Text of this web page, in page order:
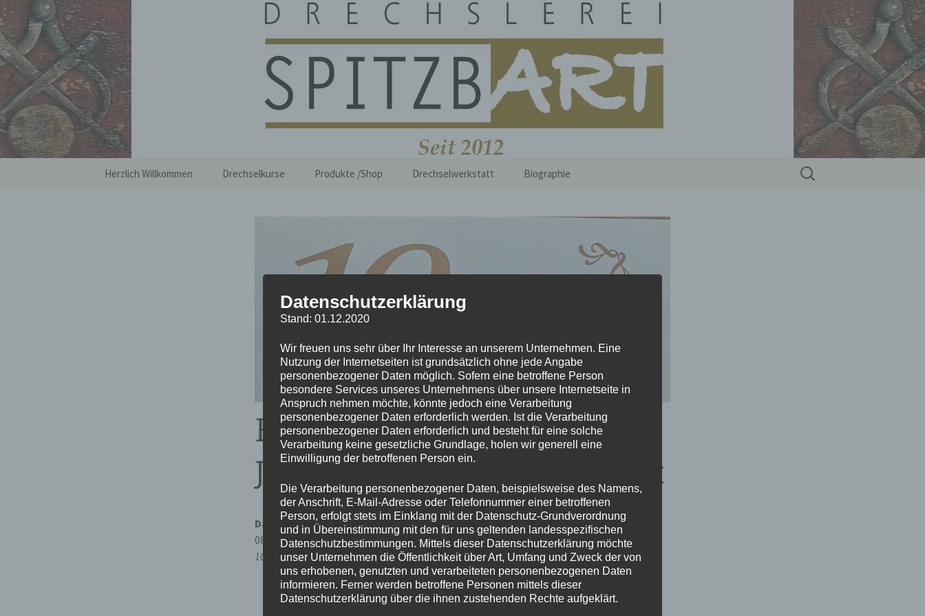
Zum
Inhalt
springen
Drechslerei Spitzbart
Herzlich Willkommen Drechselkurse Produkte /Shop Drechselwerkstatt Biographie
Suchen
nach:
Bad Deutsch Altenburg/10
Jahre Drechslerei Spitzbart
Datum/Zeit
08.10.2022
10:00 - 18:00
Datenschutzerklärung
Stand: 01.12.2020
Wir freuen uns sehr über Ihr Interesse an unserem Unternehmen. Eine
Nutzung der Internetseiten ist grundsätzlich ohne jede Angabe
personenbezogener Daten möglich. Sofern eine betroffene Person
besondere Services unseres Unternehmens über unsere Internetseite in
Anspruch nehmen möchte, könnte jedoch eine Verarbeitung
personenbezogener Daten erforderlich werden. Ist die Verarbeitung
personenbezogener Daten erforderlich und besteht für eine solche
Verarbeitung keine gesetzliche Grundlage, holen wir generell eine
Einwilligung der betroffenen Person ein.
Die Verarbeitung personenbezogener Daten, beispielsweise des Namens,
der Anschrift, E-Mail-Adresse oder Telefonnummer einer betroffenen
Person, erfolgt stets im Einklang mit der Datenschutz-Grundverordnung
und in Übereinstimmung mit den für uns geltenden landesspezifischen
Datenschutzbestimmungen. Mittels dieser Datenschutzerklärung möchte
unser Unternehmen die Öffentlichkeit über Art, Umfang und Zweck der von
uns erhobenen, genutzten und verarbeiteten personenbezogenen Daten
informieren. Ferner werden betroffene Personen mittels dieser
Datenschutzerklärung über die ihnen zustehenden Rechte aufgeklärt.